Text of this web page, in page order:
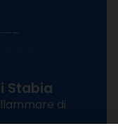
Stabia
di